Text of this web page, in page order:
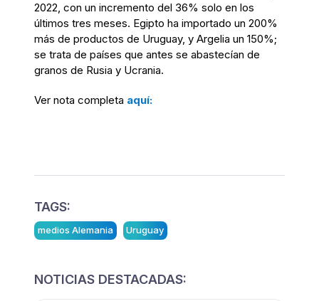
2022, con un incremento del 36% solo en los
últimos tres meses. Egipto ha importado un 200%
más de productos de Uruguay, y Argelia un 150%;
se trata de países que antes se abastecían de
granos de Rusia y Ucrania.
Ver nota completa aquí:
TAGS:
medios Alemania Uruguay
NOTICIAS DESTACADAS: